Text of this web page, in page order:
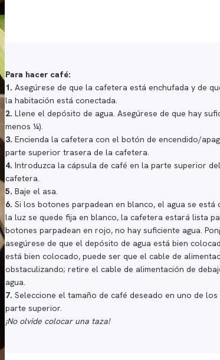
Para hacer café:
1. Asegúrese de que la cafetera está enchufada y de
la habitación está conectada.
2. Llene el depósito de agua. Asegúrese de que hay
menos ¼).
3. Encienda la cafetera con el botón de encendido/
parte superior trasera de la cafetera.
4. Introduzca la cápsula de café en la parte superior
cafetera.
5. Baje el asa.
6. Si los botones parpadean en blanco, el agua se está
la luz se quede fija en blanco, la cafetera estará lista
botones parpadean en rojo, no hay suficiente agua.
asegúrese de que el depósito de agua está bien
está bien colocado, puede ser que el cable de
obstaculizando; retire el cable de alimentación de
agua.
7. Seleccione el tamaño de café deseado en uno de
parte superior.
¡No olvide colocar una taza!